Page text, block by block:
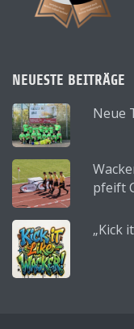
NEUESTE BEITRÄGE
Neue
pfeift
„Kick